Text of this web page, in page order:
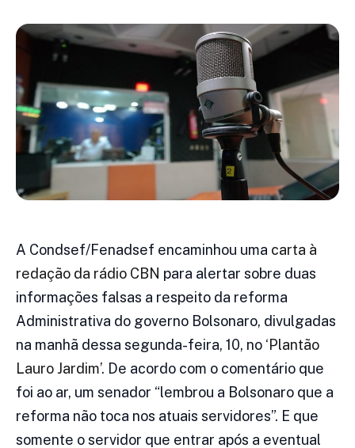
A Condsef/Fenadsef encaminhou uma carta à
redação da rádio CBN para alertar sobre duas
informações falsas a respeito da reforma
Administrativa do governo Bolsonaro, divulgadas
na manhã dessa segunda-feira, 10, no ‘Plantão
Lauro Jardim’. De acordo com o comentário que
foi ao ar, um senador “lembrou a Bolsonaro que a
reforma não toca nos atuais servidores”. E que
somente o servidor que entrar após a eventual